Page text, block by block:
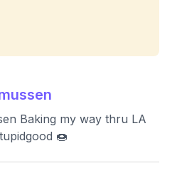
Baking my way thru LA
🍩